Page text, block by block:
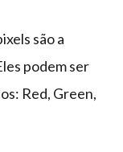
são a
podem ser
Red, Green,